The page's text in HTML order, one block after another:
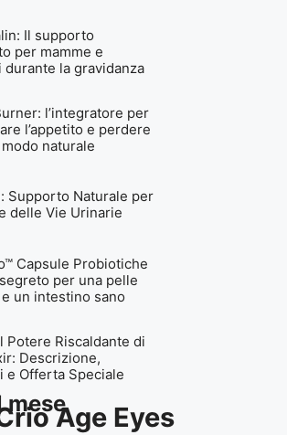
Il supporto
per mamme e
durante la gravidanza
l’integratore per
l’appetito e perdere
naturale
Supporto Naturale per
delle Vie Urinarie
Capsule Probiotiche
per una pelle
un intestino sano
Potere Riscaldante di
Descrizione,
e Offerta Speciale
meseAge Eyes